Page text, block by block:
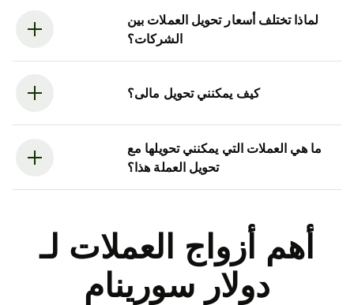
لماذا تختلف أسعار تحويل العملات بين
الشركات؟
كيف يمكنني تحويل مالى؟
ما هي العملات التي يمكنني تحويلها مع
تحويل العملة هذا؟
أهم أزواج العملات لـ
دولار سورينام